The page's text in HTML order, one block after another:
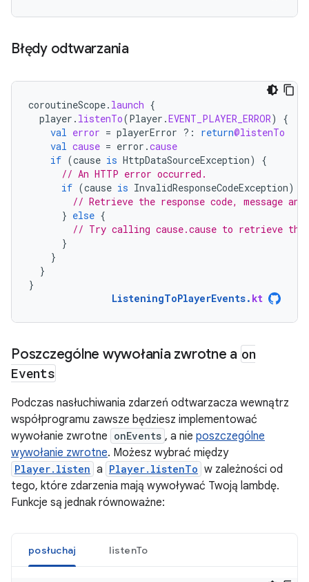
Błędy odtwarzania
coroutineScope. launch {
player . listenTo(Player .EVENT_PLAYER_ERROR)
{
val error = playerError ?: return@listenTo
val cause = error .cause
if (cause is HttpDataSourceException)
{
// An HTTP error occurred.
if (cause is InvalidResponseCodeException)
// Retrieve the response code, message and
} else {
// Try calling cause.cause to retrieve the
}
}
}
}
ListeningToPlayerEvents. kt
Poszczególne wywołania zwrotne a on
Events
Podczas nasłuchiwania zdarzeń odtwarzacza wewnątrz
współprogramu zawsze będziesz implementować
wywołanie zwrotne onEvents , a nie poszczególne
wywołanie zwrotne. Możesz wybrać między
Player.listen a Player.listenTo w zależności od
tego, które zdarzenia mają wywoływać Twoją lambdę.
Funkcje są jednak równoważne:
posłuchaj listenTo